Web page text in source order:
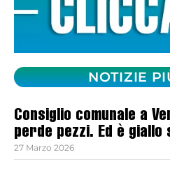
NOTIZIE
Consiglio comunale a
perde pezzi. Ed è giallo
27 Marzo 2026